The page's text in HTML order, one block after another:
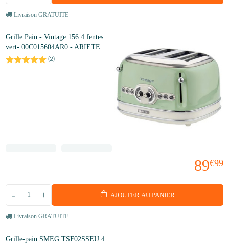
Livraison GRATUITE
Grille Pain - Vintage 156 4 fentes
vert- 00C015604AR0 - ARIETE
(2)
89€99
+
- AJOUTER AU PANIER
Livraison GRATUITE
Grille-pain SMEG TSF02SSEU 4